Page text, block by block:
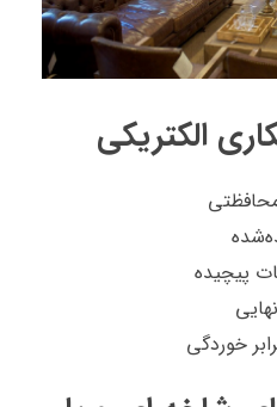
الکتریکی
پیچیده
خوردگی